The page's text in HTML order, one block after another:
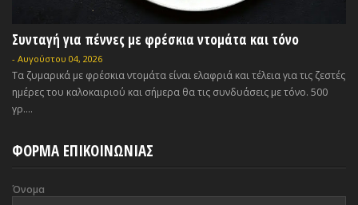
Συνταγή για πέννες με φρέσκια ντομάτα και τόνο
- Αυγούστου 04, 2026
Τα ζυμαρικά με φρέσκια ντομάτα είναι ελαφριά και τέλεια για τις ζεστές
ημέρες του καλοκαιριού και σήμερα θα τις συνδυάσεις με τόνο. 500
γρ....
ΦΟΡΜΑ ΕΠΙΚΟΙΝΩΝΙΑΣ
Όνομα